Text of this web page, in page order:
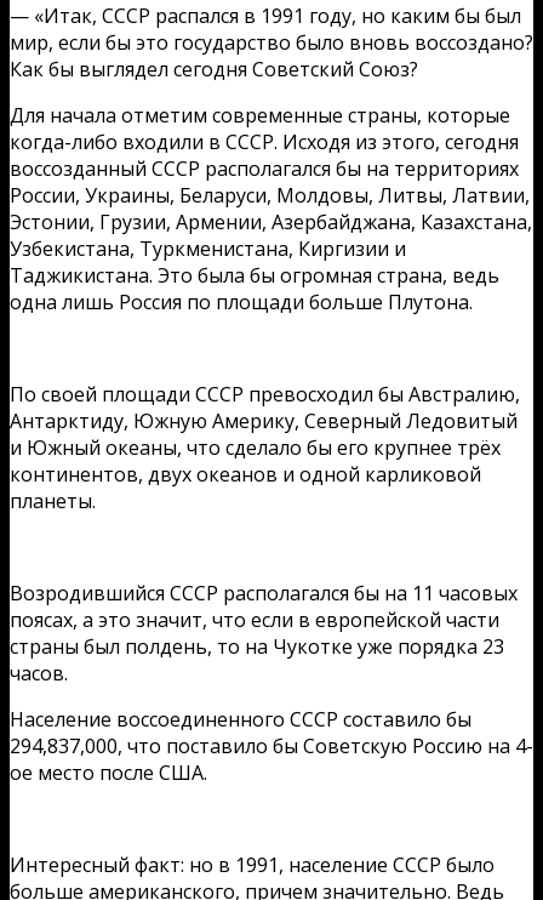
— «Итак, СССР распался в 1991 году, но каким бы был
мир, если бы это государство было вновь воссоздано?
Как бы выглядел сегодня Советский Союз?
Для начала отметим современные страны, которые
когда-либо входили в СССР. Исходя из этого, сегодня
воссозданный СССР располагался бы на территориях
России, Украины, Беларуси, Молдовы, Литвы, Латвии,
Эстонии, Грузии, Армении, Азербайджана, Казахстана,
Узбекистана, Туркменистана, Киргизии и
Таджикистана. Это была бы огромная страна, ведь
одна лишь Россия по площади больше Плутона.
По своей площади СССР превосходил бы Австралию,
Антарктиду, Южную Америку, Северный Ледовитый
и Южный океаны, что сделало бы его крупнее трёх
континентов, двух океанов и одной карликовой
планеты.
Возродившийся СССР располагался бы на 11 часовых
поясах, а это значит, что если в европейской части
страны был полдень, то на Чукотке уже порядка 23
часов.
Население воссоединенного СССР составило бы
294,837,000, что поставило бы Советскую Россию на 4-
ое место после США.
Интересный факт: но в 1991, население СССР было
больше американского, причем значительно. Ведь